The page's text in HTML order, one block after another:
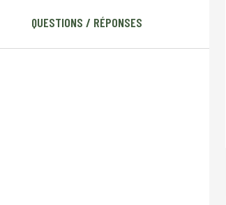
QUESTIONS / RÉPONSES